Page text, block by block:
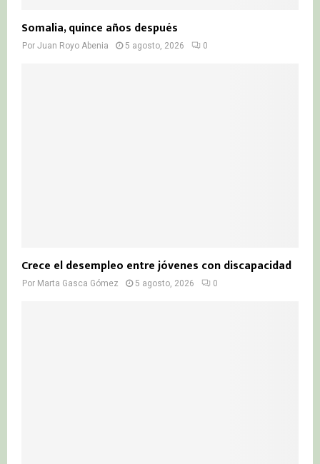
Somalia, quince años después
Por Juan Royo Abenia 5 agosto, 2026 0
Crece el desempleo entre jóvenes con discapacidad
Por Marta Gasca Gómez 5 agosto, 2026 0